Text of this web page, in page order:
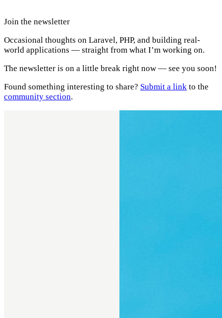
Join the newsletter
Occasional thoughts on Laravel, PHP, and building real-
world applications — straight from what I’m working on.
The newsletter is on a little break right now — see you soon!
Found something interesting to share? Submit a link to the
community section.